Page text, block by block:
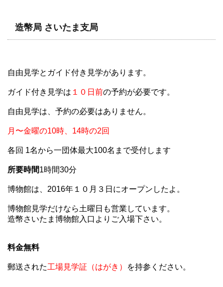
造幣局 さいたま支局
自由見学とガイド付き見学があります。
ガイド付き見学は １０日前の予約が必要です。
自由見学は、予約の必要はありません。
月〜金曜の10時、14時の2回
各回 1名から一団体最大100名まで受付します
所要時間1時間30分
博物館は、2016年１０月３日にオープンしたよ。
博物館見学だけなら土曜日も営業しています。
造幣さいたま博物館入口よりご入場下さい。
料金無料
郵送された工場見学証（はがき） を持参ください。